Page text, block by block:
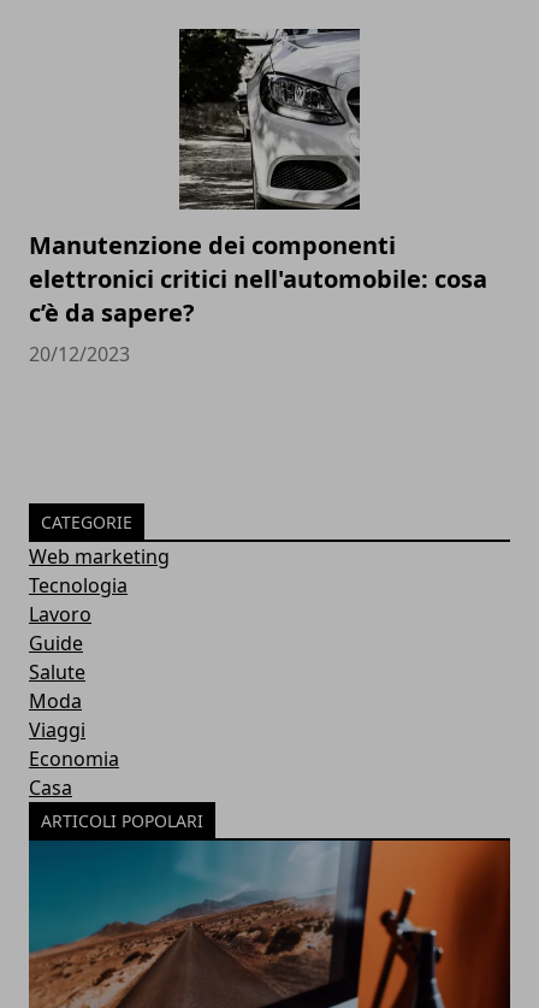
Manutenzione dei componenti
elettronici critici nell'automobile: cosa
c’è da sapere?
20/12/2023
CATEGORIE
Web marketing
Tecnologia
Lavoro
Guide
Salute
Moda
Viaggi
Economia
Casa
ARTICOLI POPOLARI